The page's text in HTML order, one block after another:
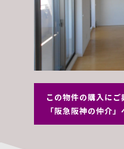
この物件の購入に
「阪急阪神の仲介」